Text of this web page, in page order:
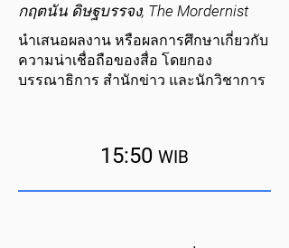
กฤตนัน ดิษฐบรรจง, The Mordernist
นำเสนอผลงาน หรือผลการศึกษาเกี่ยวกับ
ความน่าเชื่อถือของสื่อ โดยกอง
บรรณาธิการ สำนักข่าว และนักวิชาการ
15:50 WIB